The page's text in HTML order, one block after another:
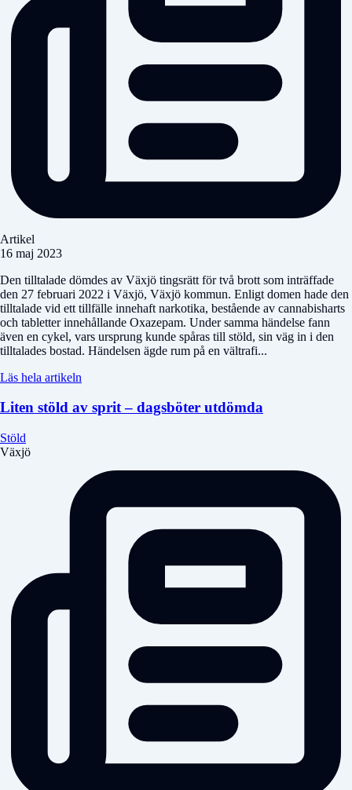
Artikel
16 maj 2023
Den tilltalade dömdes av Växjö tingsrätt för två brott som inträffade
den 27 februari 2022 i Växjö, Växjö kommun. Enligt domen hade den
tilltalade vid ett tillfälle innehaft narkotika, bestående av cannabisharts
och tabletter innehållande Oxazepam. Under samma händelse fann
även en cykel, vars ursprung kunde spåras till stöld, sin väg in i den
tilltalades bostad. Händelsen ägde rum på en vältrafi...
Läs hela artikeln
Liten stöld av sprit – dagsböter utdömda
Stöld
Växjö